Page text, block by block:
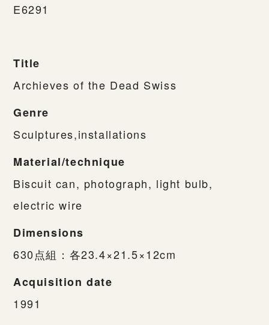
E6291
Title
Archieves of the Dead Swiss
Genre
Sculptures,installations
Material/technique
Biscuit can, photograph, light bulb,
electric wire
Dimensions
630点組：各23.4×21.5×12cm
Acquisition date
1991